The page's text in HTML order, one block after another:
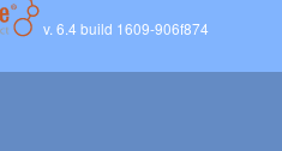
v. 6.4 build 1609-906f874